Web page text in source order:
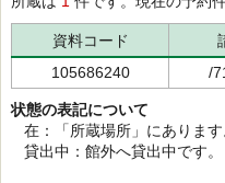
資料コード
105686240
/
状態の表記について
在：「所蔵場所」にあります
貸出中：館外へ貸出中です。